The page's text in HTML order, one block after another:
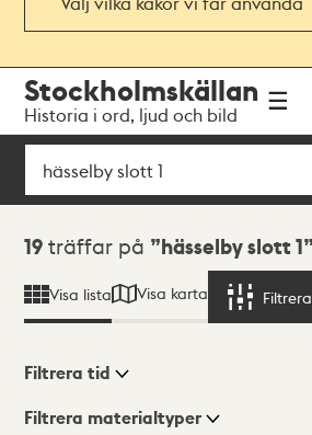
navigationen
huvudinnehållet
Stockholmskällan
Historia i ord, ljud och bild
Sök
Sökresultat
19 träffar på hässelby slott 1
Visa lista Visa karta Filtrera
Visningsläge
Filtrera tid
Filtrera materialtyper